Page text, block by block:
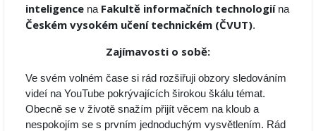
inteligence na Fakultě informačních technologií na
Českém vysokém učení technickém (ČVUT).
Zajímavosti o sobě:
Ve svém volném čase si rád rozšiřuji obzory sledováním
videí na YouTube pokrývajících širokou škálu témat.
Obecně se v životě snažím přijít věcem na kloub a
nespokojím se s prvním jednoduchým vysvětlením. Rád